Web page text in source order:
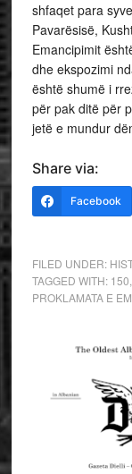
shfaqet para
Pavarësisë,
Emancipimit
dhe ekspozimi
është shumë i
për pak ditë për
jetë e mundur
Share via:
Facebook
FILED UNDER:
TAGGED WITH: 150
PROKLAMATA E